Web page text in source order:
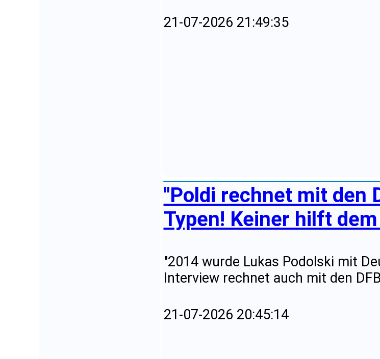
21-07-2026 21:49:35
"Poldi rechnet mit den
Typen! Keiner hilft
"2014 wurde Lukas Podolski mit
Interview rechnet auch mit den
21-07-2026 20:45:14